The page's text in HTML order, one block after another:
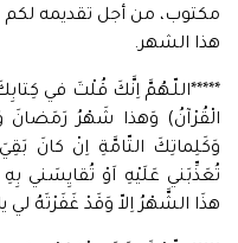
مكتوب، من أجل تقديمه لكم
هذا الشهر.
*****اللّـهُمَّ اِنَّكَ قُلْتَ في
الْقُرْآنُ) وَهذا شَهْرُ
وَكَلِماتِكَ التّامَّةِ اِنْ كانَ
تُعَذِّبَني عَلَيْهِ اَوْ تُقايِسَني
هذَا الشَّهْرُ اِلاّ وَقَدْ غَفَرْتَهُ لي